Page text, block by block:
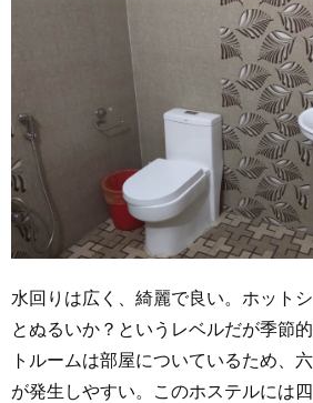
水回りは広く、綺麗で良い。ホット
とぬるいか？というレベルだが季節
トルームは部屋についているため、
が発生しやすい。このホステルには